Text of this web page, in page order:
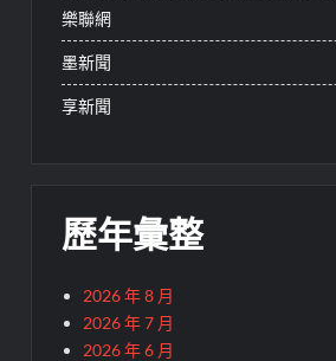
樂聯網
墨新聞
享新聞
歷年彙整
2026 年 8 月
2026 年 7 月
2026 年 6 月